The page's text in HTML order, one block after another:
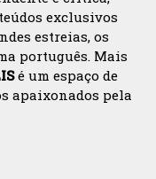
exclusivos
estreias, os
português. Mais
é um espaço de
apaixonados pela